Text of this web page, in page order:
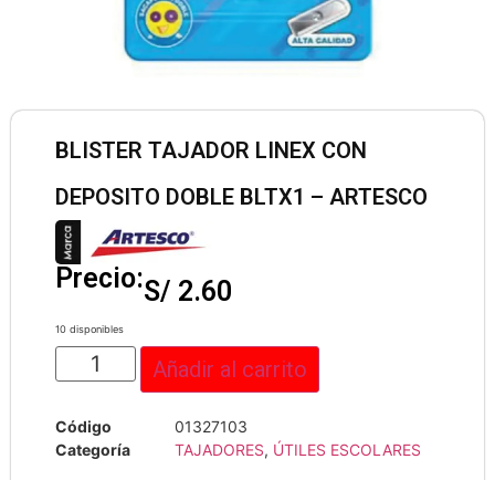
BLISTER TAJADOR LINEX CON
DEPOSITO DOBLE BLTX1 – ARTESCO
Precio:S/ 2.60
10 disponibles
Añadir al carrito
Código
01327103
Categoría
TAJADORES, ÚTILES ESCOLARES